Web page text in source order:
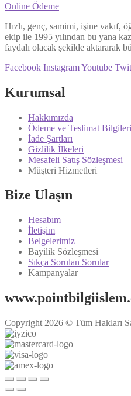
Online Ödeme
Hızlı, genç, samimi, işine vakıf,
ekip ile 1995 yılından bu yana
faydalı olacak şekilde aktararak
Facebook InstagramYoutube
Kurumsal
Hakkımızda
Ödeme ve Teslimat Bilgileri
İade Şartları
Gizlilik İlkeleri
Mesafeli Satış Sözleşmesi
Müşteri Hizmetleri
Bize Ulaşın
Hesabım
İletişim
Belgelerimiz
Bayilik Sözleşmesi
Sıkça Sorulan Sorular
Kampanyalar
Copyright 2026 © Tüm Hakları